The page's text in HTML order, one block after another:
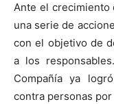
Ante el crecimiento
una serie de
con el objetivo de
a los
Compañía ya
contra personas